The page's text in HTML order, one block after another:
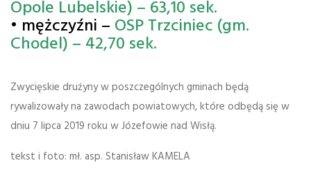
Opole Lubelskie) – 63,10 sek.
• mężczyźni – OSP Trzciniec (gm.
Chodel) – 42,70 sek.
Zwycięskie drużyny w poszczególnych gminach będą
rywalizowały na zawodach powiatowych, które odbędą się w
dniu 7 lipca 2019 roku w Józefowie nad Wisłą.
tekst i foto: mł. asp. Stanisław KAMELA